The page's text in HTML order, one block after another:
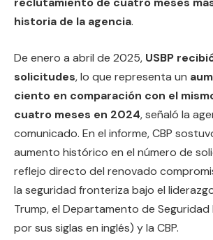
historia de la agencia.
De enero a abril de 2025, USBP
solicitudes, lo que representa un
ciento en comparación con el
cuatro meses en 2024, señaló la
comunicado. En el informe, CBP
aumento histórico en el número de
reflejo directo del renovado
la seguridad fronteriza bajo el
Trump, el Departamento de Seguridad
por sus siglas en inglés) y la CBP.